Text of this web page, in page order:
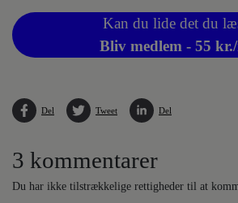
Kan du lide det du
Bliv medlem - 55
Del Tweet Del
3 kommentarer
Du har ikke tilstrækkelige rettigheder til at